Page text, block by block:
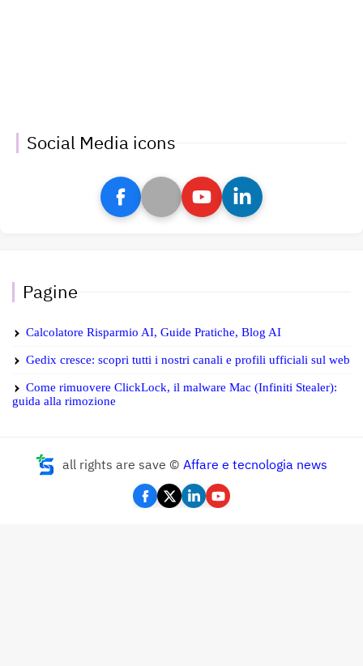
Social Media icons
Pagine
Calcolatore Risparmio AI, Guide Pratiche, Blog AI
Gedix cresce: scopri tutti i nostri canali e profili ufficiali sul web
Come rimuovere ClickLock, il malware Mac (Infiniti Stealer):
guida alla rimozione
all rights are save © Affare e tecnologia news